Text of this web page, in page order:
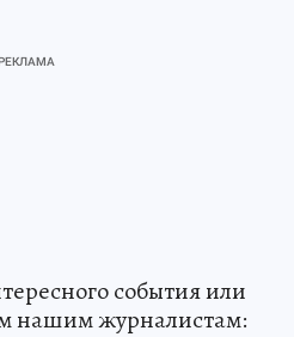
события или
нашим журналистам: